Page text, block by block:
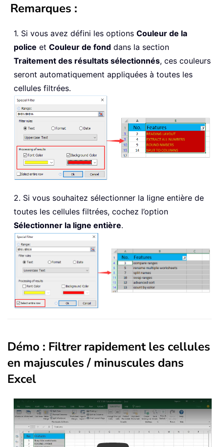
Remarques :
1. Si vous avez défini les options Couleur de la
police et Couleur de fond dans la section
Traitement des résultats sélectionnés, ces couleurs
seront automatiquement appliquées à toutes les
cellules filtrées.
2. Si vous souhaitez sélectionner la ligne entière de
toutes les cellules filtrées, cochez l’option
Sélectionner la ligne entière.
Démo : Filtrer rapidement les cellules
en majuscules / minuscules dans
Excel